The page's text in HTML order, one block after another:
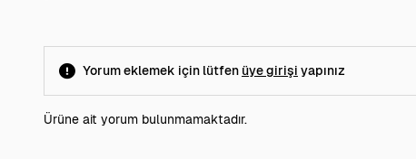
Yorum eklemek için lütfen üye girişi yapınız
Ürüne ait yorum bulunmamaktadır.